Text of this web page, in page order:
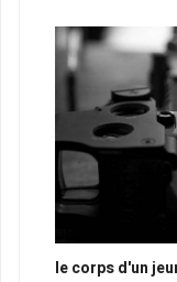
le corps d'un